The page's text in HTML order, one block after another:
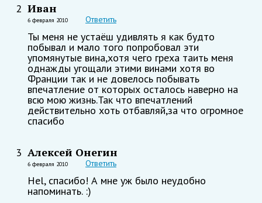
2 Иван
6 февраля 2010 Ответить
Ты меня не устаёш удивлять я как будто
побывал и мало того попробовал эти
упомянутые вина,хотя чего греха таить меня
однажды угощали этими винами хотя во
Франции так и не довелось побывать
впечатление от которых осталось наверно на
всю мою жизнь.Так что впечатлений
действительно хоть отбавляй,за что огромное
спасибо
3 Алексей Онегин
6 февраля 2010 Ответить
Hel, спасибо! А мне уж было неудобно
напоминать. :)